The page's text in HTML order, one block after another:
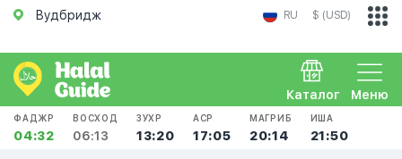
Вудбридж RU $ (USD)
Меню
Каталог
ФАДЖР
04:32
ВОСХОД
06:13
ЗУХР
13:20
АСР
17:05
МАГРИБ
20:14
ИША
21:50